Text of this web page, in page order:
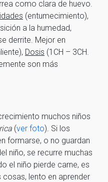
como clara de huevo.
(entumecimiento),
a la humedad,
derrite. Mejor en
Dosis (1CH – 3CH.
son más
muchos niños
(ver foto). Si los
formarse, o no guardan
niño, se recurre muchas
el niño pierde carne, es
cosas, lento en aprender